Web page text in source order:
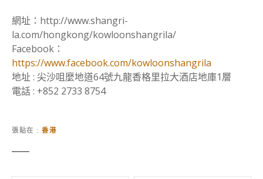
網址：http://www.shangri-
la.com/hongkong/kowloonshangrila/
Facebook：
https://www.facebook.com/kowloonshangrila
地址 : 尖沙咀麼地道64號九龍香格里拉大酒店地庫1層
電話 : +852 2733 8754
張貼在 香港